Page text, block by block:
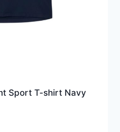
Sport T-shirt Navy